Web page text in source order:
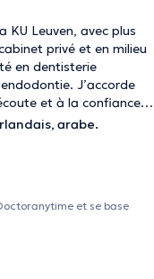
KU Leuven, avec plus
privé et en milieu
en dentisterie
J’accorde
et à la confiance
arabe.
et se base